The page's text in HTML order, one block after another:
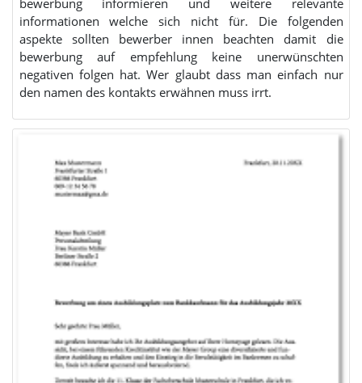
informationen welche sich nicht für. Die folgenden
aspekte sollten bewerber innen beachten damit die
bewerbung auf empfehlung keine unerwünschten
negativen folgen hat. Wer glaubt dass man einfach nur
den namen des kontakts erwähnen muss irrt.